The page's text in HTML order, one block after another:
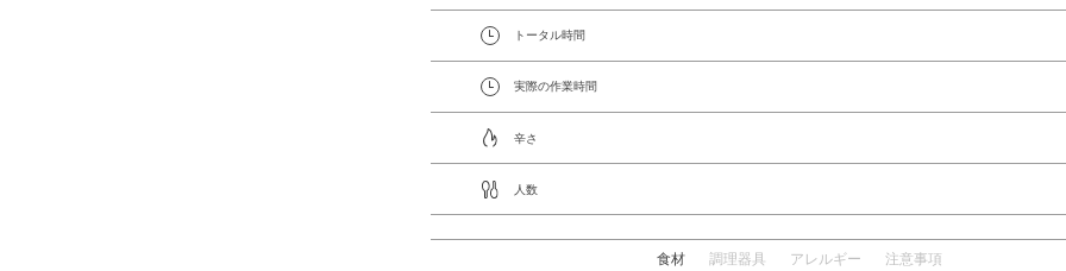
トータル時間
実際の作業時間
辛さ
人数
食材 調理器具 アレルギー 注意事項